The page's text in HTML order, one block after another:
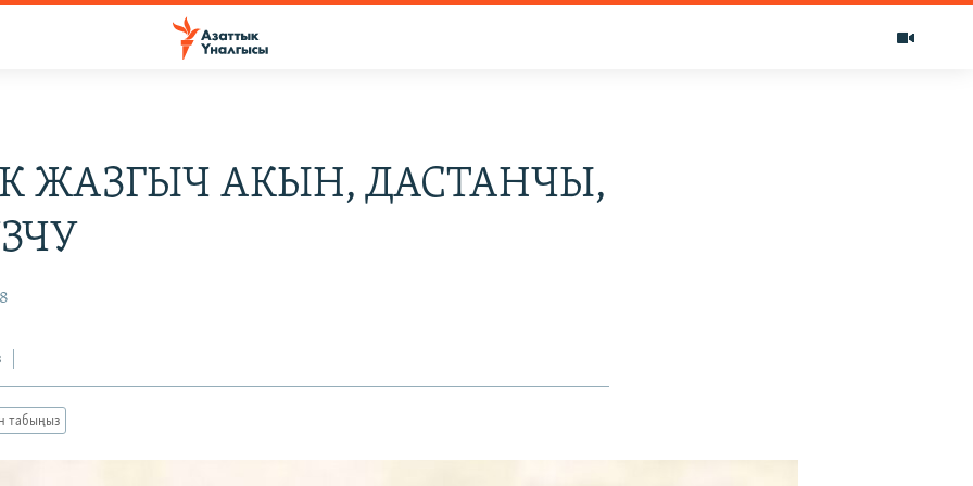
ЖАЗГЫЧ АКЫН, ДАСТАНЧЫ,
табыңыз